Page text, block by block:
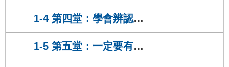
1-4 第四堂：學會辨認價格的狀態
1-5 第五堂：一定要有永保安康的良藥！
S小姐
正在上 第三堂：訂定交易的週期
D小姐